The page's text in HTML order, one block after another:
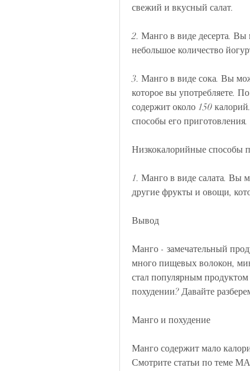
свежий и вкусный салат.
2. Манго в виде десерта. Вы
небольшое количество
3. Манго в виде сока. Вы
которое вы употребляете.
содержит около 150
способы его приготовления.
Низкокалорийные способы
1. Манго в виде салата. Вы
другие фрукты и овощи,
Вывод
Манго - замечательный
много пищевых волокон,
стал популярным
похудении? Давайте
Манго и похудение
Манго содержит мало
Смотрите статьи по